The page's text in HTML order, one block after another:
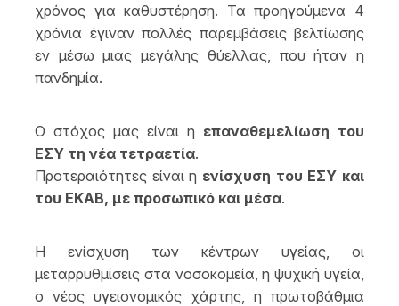
χρόνος για καθυστέρηση. Τα προηγούμενα 4
χρόνια έγιναν πολλές παρεμβάσεις βελτίωσης
εν μέσω μιας μεγάλης θύελλας, που ήταν η
πανδημία.
Ο στόχος μας είναι η επαναθεμελίωση του
ΕΣΥ τη νέα τετραετία.
Προτεραιότητες είναι η ενίσχυση του ΕΣΥ και
του ΕΚΑΒ, με προσωπικό και μέσα.
Η ενίσχυση των κέντρων υγείας, οι
μεταρρυθμίσεις στα νοσοκομεία, η ψυχική υγεία,
ο νέος υγειονομικός χάρτης, η πρωτοβάθμια